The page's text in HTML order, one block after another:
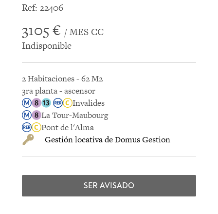
Ref: 22406
3105 € / MES CC
Indisponible
2 Habitaciones - 62 M2
3ra planta - ascensor
Invalides
La Tour-Maubourg
Pont de l'Alma
Gestión locativa de Domus Gestion
SER AVISADO